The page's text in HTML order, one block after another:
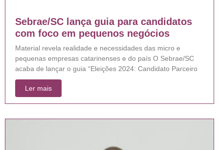
Sebrae/SC lança guia para candidatos
com foco em pequenos negócios
Material revela realidade e necessidades das micro e
pequenas empresas catarinenses e do país O Sebrae/SC
acaba de lançar o guia “Eleições 2024: Candidato Parceiro
Ler mais